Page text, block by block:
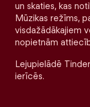
un skaties, kas
Mūzikas režīms,
visdažādākajiem
nopietnām
Lejupielādē
ierīcēs.